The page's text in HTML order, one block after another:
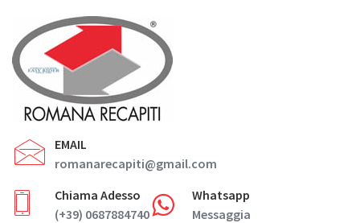
EMAIL
romanarecapiti@gmail.com
Chiama Adesso
(+39) 0687884740
Whatsapp
Messaggia